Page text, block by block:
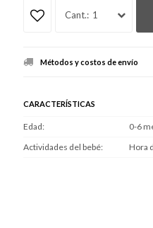
1
Métodos y costos de envío
CARACTERÍSTICAS
Edad
0-6
Actividades del bebé
Hora